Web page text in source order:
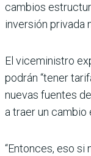
cambios
inversión pri­vada
El viceministro
podrán “tener
nue­vas fuentes
a traer un cambio
“Entonces, eso si